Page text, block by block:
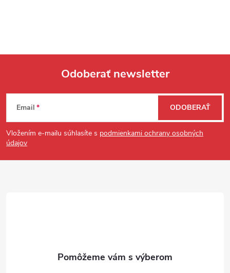
Zápätie
Odoberať newsletter
Email
Vložením e-mailu súhlasíte s podmienkami ochrany osobných
údajov
ODOBERAŤ